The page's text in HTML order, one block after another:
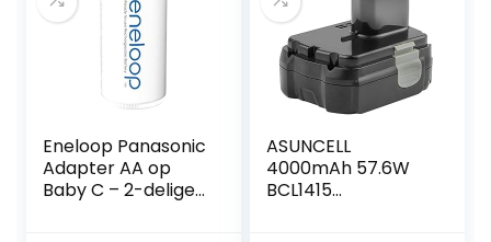
Eneloop Panasonic
Adapter AA op
Baby C – 2-delige
ASUNCELL
4000mAh 57.6W
BCL1415